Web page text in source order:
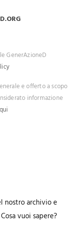
GenerAzioneD
e offerto a scopo
informazione
nostro archivio e
vuoi sapere?